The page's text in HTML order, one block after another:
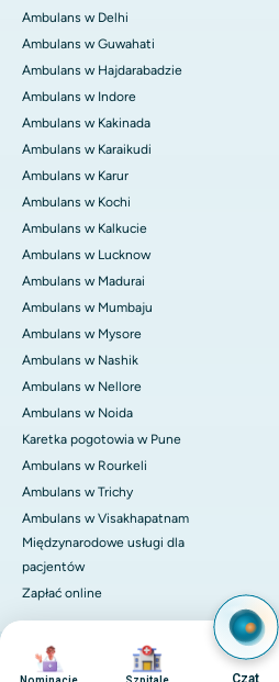
Ambulans w Delhi
Ambulans w Guwahati
Ambulans w Hajdarabadzie
Ambulans w Indore
Ambulans w Kakinada
Ambulans w Karaikudi
Ambulans w Karur
Ambulans w Kochi
Ambulans w Kalkucie
Ambulans w Lucknow
Ambulans w Madurai
Ambulans w Mumbaju
Ambulans w Mysore
Ambulans w Nashik
Ambulans w Nellore
Ambulans w Noida
Karetka pogotowia w Pune
Ambulans w Rourkeli
Ambulans w Trichy
Ambulans w Visakhapatnam
Międzynarodowe usługi dla
pacjentów
Zapłać online
© 2026 Apollo Hospitals.
Polityka Prywatności
Obraz Obraz
Czat